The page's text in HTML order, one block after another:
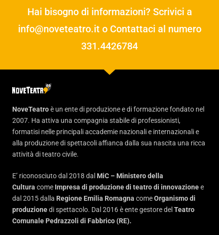
Hai bisogno di informazioni? Scrivici a
info@noveteatro.ito Contattaci al numero
331.4426784
NoveTeatroè un ente di produzione e di formazione fondato nel
2007. Ha attiva una compagnia stabile di professionisti,
formatisi nelle principali accademie nazionali e internazionali e
alla produzione di spettacoli affianca dalla sua nascita una ricca
attività di teatro civile.
E’ riconosciuto dal 2018 dal MiC – Ministero della
Cultura come Impresa di produzione di teatro di innovazionee
dal 2015 dalla Regione Emilia Romagna comeOrganismo di
produzionedi spettacolo. Dal 2016 è ente gestore del Teatro
Comunale Pedrazzoli di Fabbrico (RE).